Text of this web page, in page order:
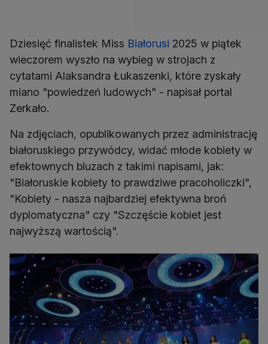
Dziesięć finalistek Miss Białorusi 2025 w piątek
wieczorem wyszło na wybieg w strojach z
cytatami Alaksandra Łukaszenki, które zyskały
miano "powiedzeń ludowych" - napisał portal
Zerkało.
Na zdjęciach, opublikowanych przez administrację
białoruskiego przywódcy, widać młode kobiety w
efektownych bluzach z takimi napisami, jak:
"Białoruskie kobiety to prawdziwe pracoholiczki",
"Kobiety - nasza najbardziej efektywna broń
dyplomatyczna" czy "Szczęście kobiet jest
najwyższą wartością".